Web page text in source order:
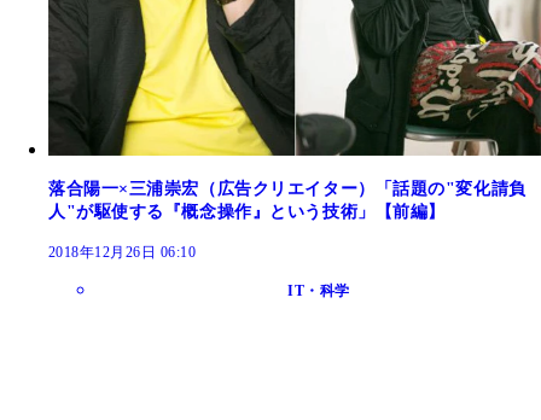
落合陽一×三浦崇宏（広告クリエイター）「話題の"変化請負
人"が駆使する『概念操作』という技術」【前編】
2018年12月26日 06:10
IT・科学